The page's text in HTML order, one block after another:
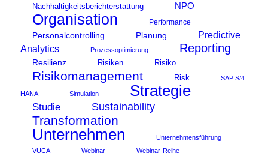
Nachhaltigkeitsberichterstattung NPO
Organisation Performance
Personalcontrolling Planung
Predictive
Analytics
Prozessoptimierung Reporting
Resilienz Risiken Risiko
Risikomanagement Risk SAP S/4
HANA Simulation Strategie
Studie Sustainability
Transformation
Unternehmen
Unternehmensführung
VUCA
Webinar
Webinar-Reihe